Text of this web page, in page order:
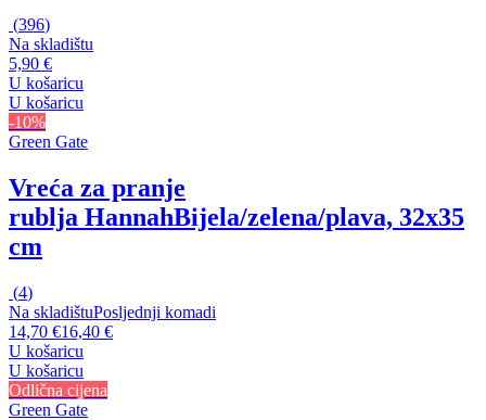
(396)
Na skladištu
5,90 €
U košaricu
U košaricu
-10%
Green Gate
Vreća za pranje
rublja HannahBijela/zelena/plava, 32x35
cm
(4)
Na skladištuPosljednji komadi
14,70 €16,40 €
U košaricu
U košaricu
Odlična cijena
Green Gate